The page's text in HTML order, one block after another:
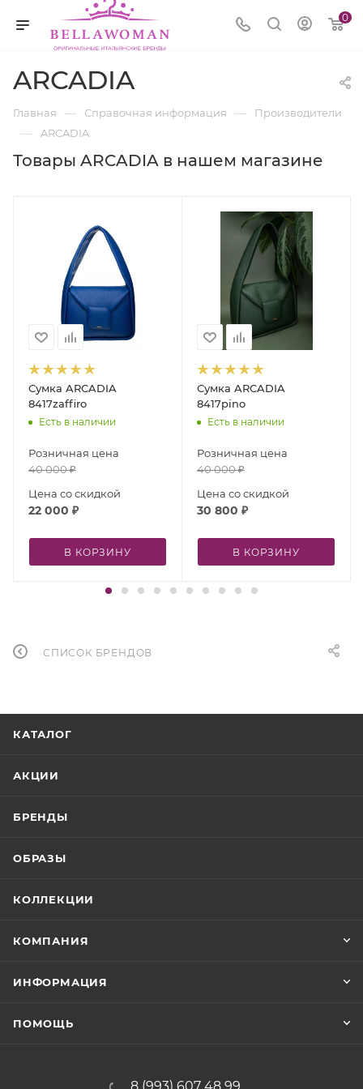
0
ARCADIA
Главная — Справочная информация — Производители
— ARCADIA
Товары ARCADIA в нашем магазине
Сумка ARCADIA
8417zaffiro
Есть в наличии
Розничная цена
40 000₽
Цена со скидкой
22 000 ₽
В КОРЗИНУ
Сумка ARCADIA
8417pino
Есть в наличии
Розничная цена
40 000₽
Цена со скидкой
30 800 ₽
В КОРЗИНУ
СПИСОК БРЕНДОВ
КАТАЛОГ
АКЦИИ
БРЕНДЫ
ОБРАЗЫ
КОЛЛЕКЦИИ
КОМПАНИЯ
ИНФОРМАЦИЯ
ПОМОЩЬ